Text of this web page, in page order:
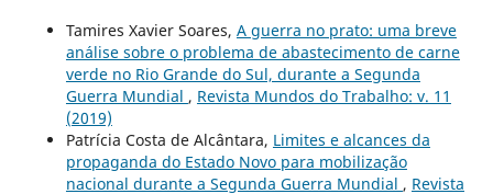
Tamires Xavier Soares, A guerra no prato: uma breve
análise sobre o problema de abastecimento de carne
verde no Rio Grande do Sul, durante a Segunda
Guerra Mundial , Revista Mundos do Trabalho: v. 11
(2019)
Patrícia Costa de Alcântara, Limites e alcances da
propaganda do Estado Novo para mobilização
nacional durante a Segunda Guerra Mundial , Revista